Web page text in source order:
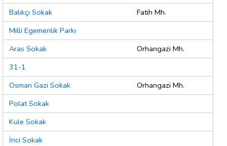
Balıkçı Sokak
Fatih Mh.
Milli Egemenlik Parkı
Aras Sokak
Orhangazi Mh.
31-1
Osman Gazi Sokak
Orhangazi Mh.
Polat Sokak
Kule Sokak
İnci Sokak